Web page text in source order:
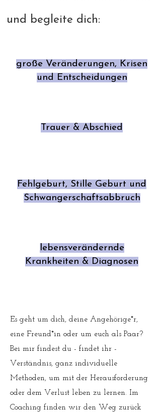
und begleite dich:
große Veränderungen, Krisen
und Entscheidungen
Trauer & Abschied
Fehlgeburt, Stille Geburt und
Schwangerschaftsabbruch
lebensverändernde
Krankheiten & Diagnosen
Es geht um dich, deine Angehörige*r,
eine Freund*in oder um euch als Paar?
Bei mir findest du - findet ihr -
Verständnis, ganz individuelle
Methoden, um mit der Herausforderung
oder dem Verlust leben zu lernen. Im
Coaching finden wir den Weg zurück